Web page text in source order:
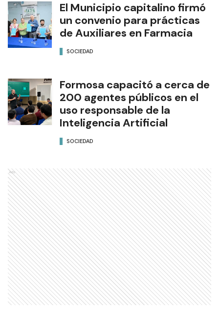
El Municipio capitalino firmó
un convenio para prácticas
de Auxiliares en Farmacia
SOCIEDAD
Formosa capacitó a cerca de
200 agentes públicos en el
uso responsable de la
Inteligencia Artificial
SOCIEDAD
Ads